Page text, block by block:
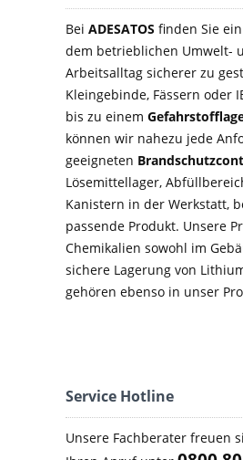
Bei ADESATOS finden Sie
dem betrieblichen Umwelt-
Arbeitsalltag sicherer zu
Kleingebinde, Fässern oder
bis zu einem
können wir nahezu jede
geeigneten
Lösemittellager,
Kanistern in der Werkstatt,
passende Produkt. Unsere
Chemikalien sowohl im
sichere Lagerung von
gehören ebenso in unser
Service Hotline
Unsere Fachberater freuen